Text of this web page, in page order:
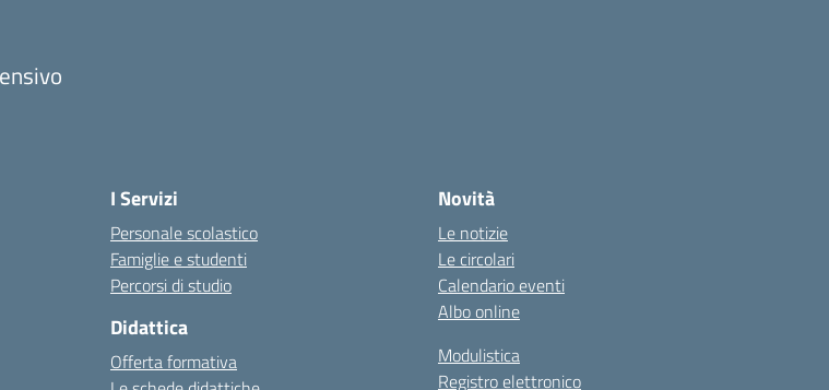
I Servizi
Personale scolastico
Famiglie e studenti
Percorsi di studio
Didattica
Offerta formativa
Novità
Le notizie
Le circolari
Calendario eventi
Albo online
Modulistica
Registro elettronico